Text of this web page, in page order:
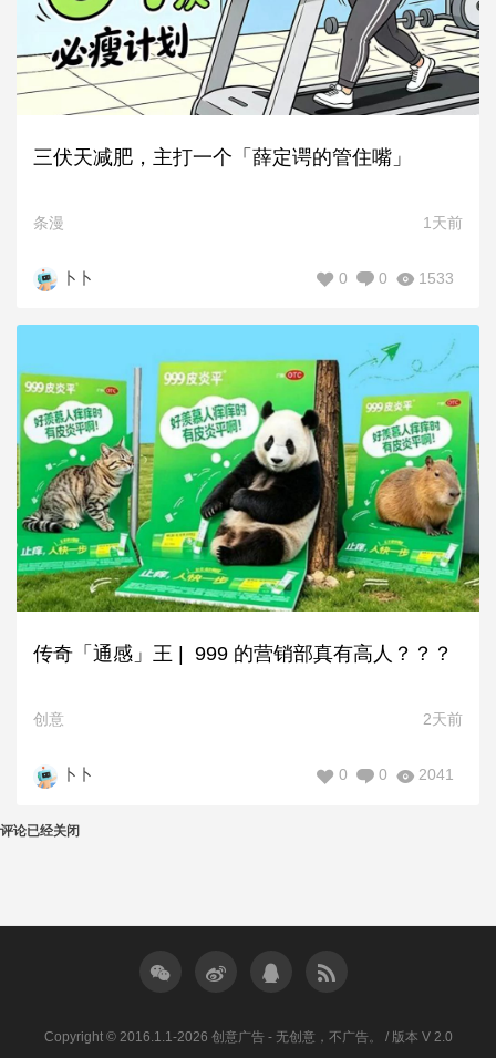
三伏天减肥，主打一个「薛定谔的管住嘴」
条漫 1天前
卜卜 1533
0
0
传奇「通感」王 | 999 的营销部真有高人？？？
创意 2天前
卜卜 2041
0
0
评论已经关闭
Copyright © 2016.1.1-2026 创意广告 - 无创意，不广告。 / 版本 V 2.0